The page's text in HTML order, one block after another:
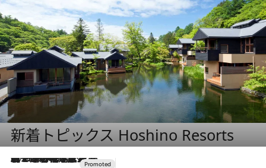
新着トピックス Hoshino Resorts
2026.8.7
【トンボの足水浴】ヒノキの香りに包まれて涼感マックス！約13℃の湧水かけ流しを避暑地「星野温泉 トンボの湯」で体験